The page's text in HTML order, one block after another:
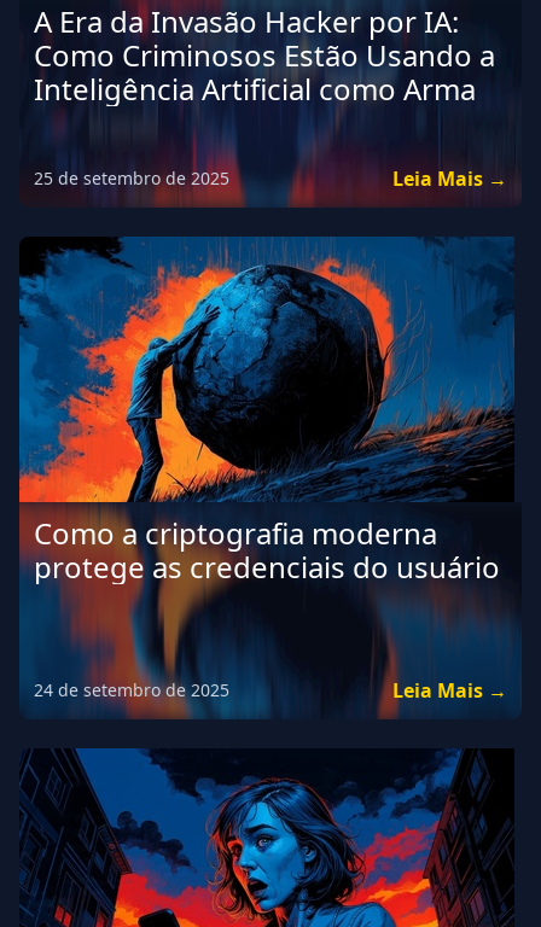
A Era da Invasão Hacker por IA:
Como Criminosos Estão Usando a
Inteligência Artificial como Arma
25 de setembro de 2025 Leia Mais →
Como a criptografia moderna
protege as credenciais do usuário
24 de setembro de 2025 Leia Mais →